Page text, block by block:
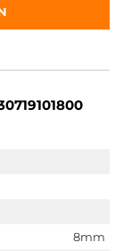
8mm